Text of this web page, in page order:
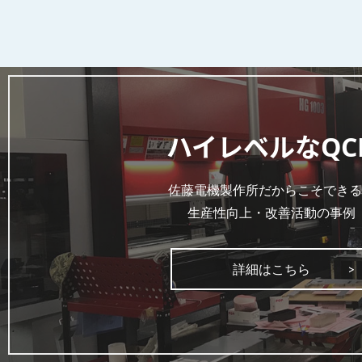
ハイレベルな
佐藤電機製作所だからこそでき
生産性向上・改善活動の事例
詳細はこちら